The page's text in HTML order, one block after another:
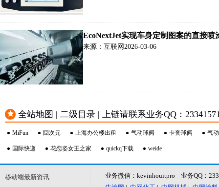
EcoNextJet实现车身定制图案的直接喷
来源：互联网 2026-03-06
全站地图 | 二级目录 | 上链请联系业务QQ：
MiFun 囧次元 上海办公楼出租 气动球阀 卡套球阀 气
国际快递 花恋姿女王之家 quickq下载 weide
移动端最新资讯
业务微信：kevinhouitpro 业务QQ：